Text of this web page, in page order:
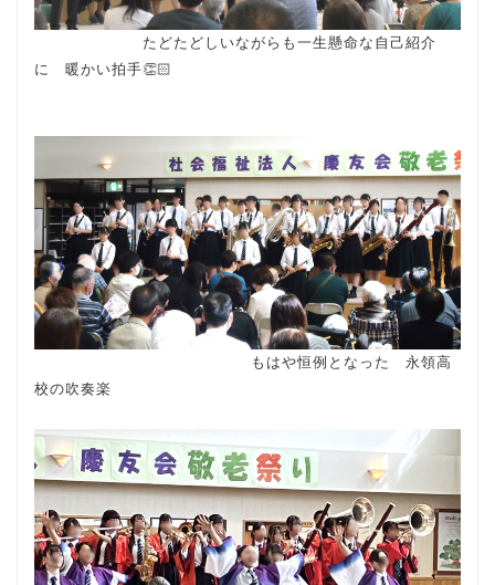
たどたどしいながらも一生懸命な自己紹介
に 暖かい拍手👏🏻
もはや恒例となった 永領高
校の吹奏楽